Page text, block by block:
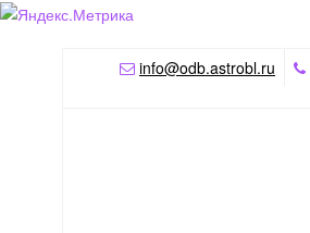
info@odb.astrobl.ru